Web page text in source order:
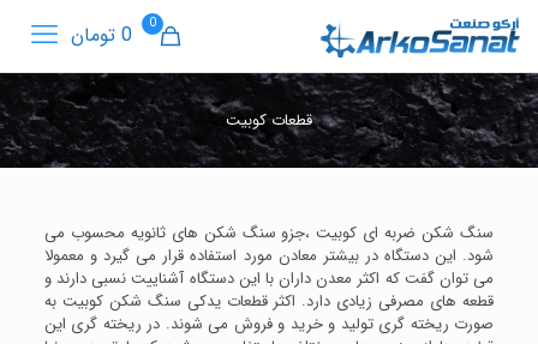
0 0 تومان
قطعات کوبیت
سنگ شکن ضربه ای کوبیت ،جزو سنگ شکن های ثانویه محسوب می
شود. این دستگاه در بیشتر معادن مورد استفاده قرار می گیرد و معمولا
می توان گفت که اکثر معدن داران با این دستگاه آشناییت نسبی دارند و
قطعه های مصرفی زیادی دارد. اکثر قطعات یدکی سنگ شکن کوبیت به
صورت ریخته گری تولید و خرید و فروش می شوند. در ریخته گری این